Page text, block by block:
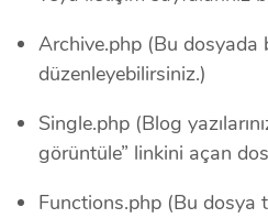
Archive.php (Bu dosyada
düzenleyebilirsiniz.)
Single.php (Blog
görüntüle” linkini açan
Functions.php (Bu dosya